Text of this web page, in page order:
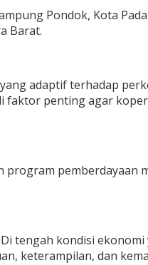
Pondok, Kota
Barat.
adaptif terhadap
faktor penting agar
pemberdayaan
tengah kondisi
keterampilan, dan